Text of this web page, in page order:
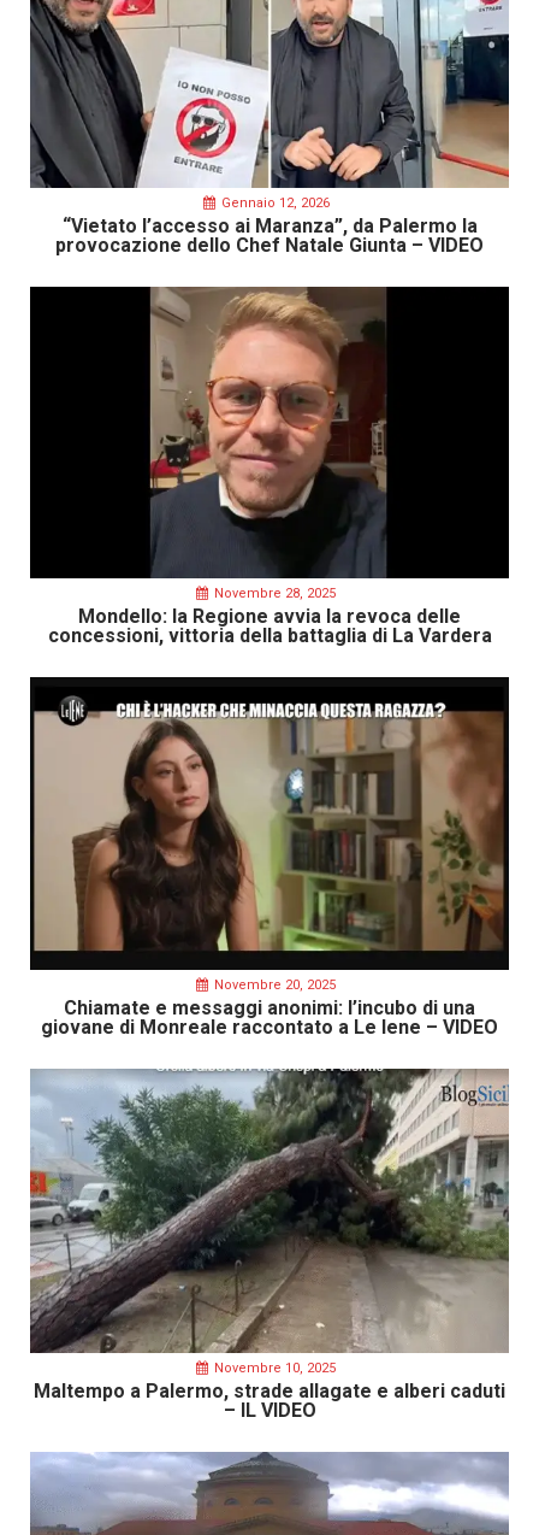
Gennaio 12, 2026
“Vietato l’accesso ai Maranza”, da Palermo la
provocazione dello Chef Natale Giunta – VIDEO
Novembre 28, 2025
Mondello: la Regione avvia la revoca delle
concessioni, vittoria della battaglia di La Vardera
Novembre 20, 2025
Chiamate e messaggi anonimi: l’incubo di una
giovane di Monreale raccontato a Le Iene – VIDEO
Novembre 10, 2025
Maltempo a Palermo, strade allagate e alberi caduti
– IL VIDEO